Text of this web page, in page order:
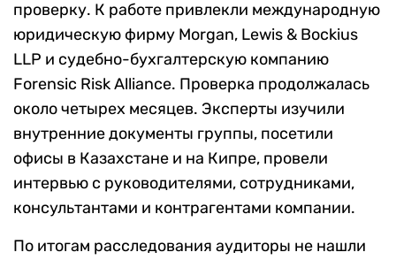
проверку. К работе привлекли международную
юридическую фирму Morgan, Lewis & Bockius
LLP и судебно-бухгалтерскую компанию
Forensic Risk Alliance. Проверка продолжалась
около четырех месяцев. Эксперты изучили
внутренние документы группы, посетили
офисы в Казахстане и на Кипре, провели
интервью с руководителями, сотрудниками,
консультантами и контрагентами компании.
По итогам расследования аудиторы не нашли